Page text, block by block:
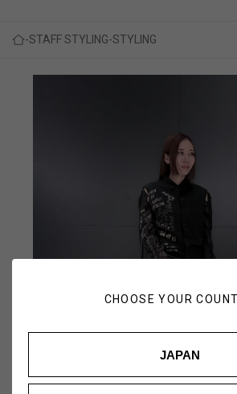
CHOOSE YOUR
JAPAN
STAFF STYLING STYLING